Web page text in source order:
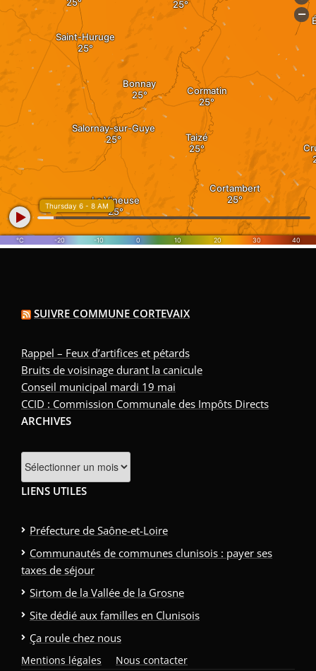
SUIVRE COMMUNE CORTEVAIX
Rappel – Feux d’artifices et pétards
Bruits de voisinage durant la canicule
Conseil municipal mardi 19 mai
CCID : Commission Communale des Impôts Directs
ARCHIVES
Archives
LIENS UTILES
Préfecture de Saône-et-Loire
Communautés de communes clunisois : payer ses
taxes de séjour
Sirtom de la Vallée de la Grosne
Site dédié aux familles en Clunisois
Ça roule chez nous
Mentions légales Nous contacter